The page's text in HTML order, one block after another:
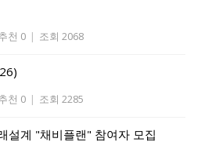
천 0 | 조회 2068
천 0 | 조회 2285
설계 "채비플랜" 참여자 모집